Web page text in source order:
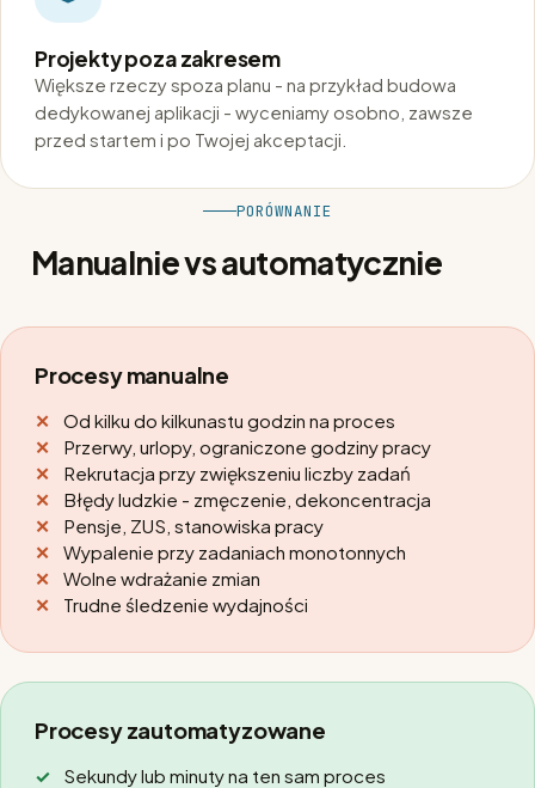
Projekty poza zakresem
Większe rzeczy spoza planu - na przykład budowa
dedykowanej aplikacji - wyceniamy osobno, zawsze
przed startem i po Twojej akceptacji.
PORÓWNANIE
Manualnie vs automatycznie
Procesy manualne
Od kilku do kilkunastu godzin na proces
Przerwy, urlopy, ograniczone godziny pracy
Rekrutacja przy zwiększeniu liczby zadań
Błędy ludzkie - zmęczenie, dekoncentracja
Pensje, ZUS, stanowiska pracy
Wypalenie przy zadaniach monotonnych
Wolne wdrażanie zmian
Trudne śledzenie wydajności
Procesy zautomatyzowane
Sekundy lub minuty na ten sam proces